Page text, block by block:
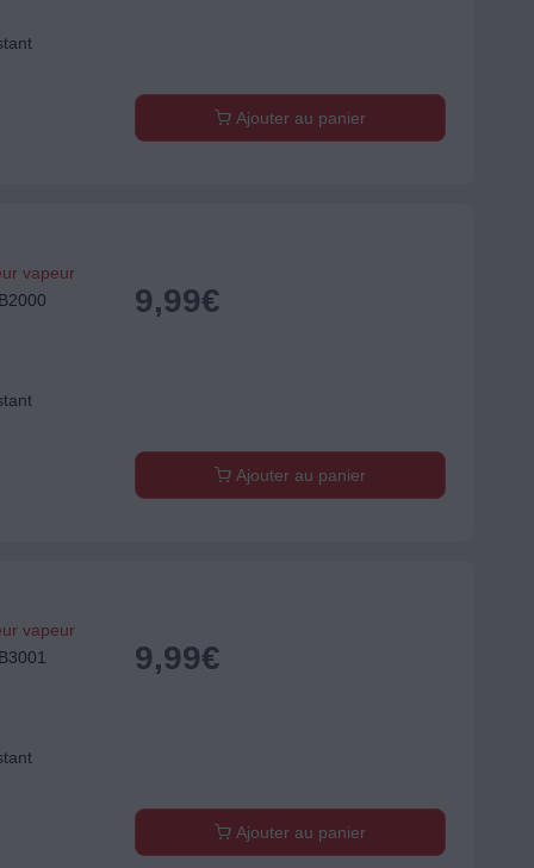
Ajouter au panier
vapeur
9,99€
Ajouter au panier
vapeur
9,99€
Ajouter au panier